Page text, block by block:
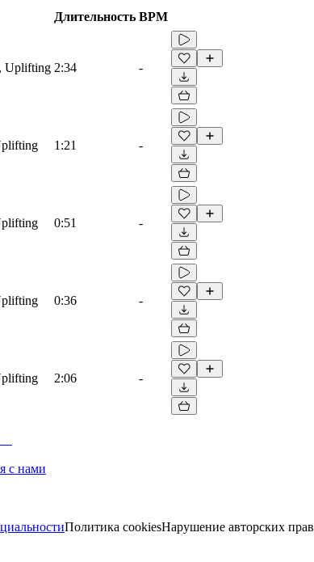
Длительность BPM
Uplifting 2:34 -
1:21 -
0:51 -
0:36 -
2:06 -
с нами
Политика cookiesНарушение авторских прав